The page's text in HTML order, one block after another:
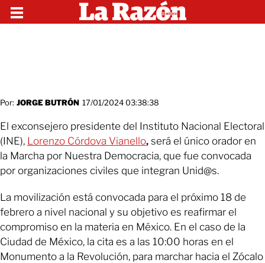
Por: JORGE BUTRÓN 17/01/2024 03:38:38
El exconsejero presidente del Instituto Nacional Electoral
(INE), Lorenzo Córdova Vianello, será el único orador en
la Marcha por Nuestra Democracia, que fue convocada
por organizaciones civiles que integran Unid@s.
La movilización está convocada para el próximo 18 de
febrero a nivel nacional y su objetivo es reafirmar el
compromiso en la materia en México. En el caso de la
Ciudad de México, la cita es a las 10:00 horas en el
Monumento a la Revolución, para marchar hacia el Zócalo